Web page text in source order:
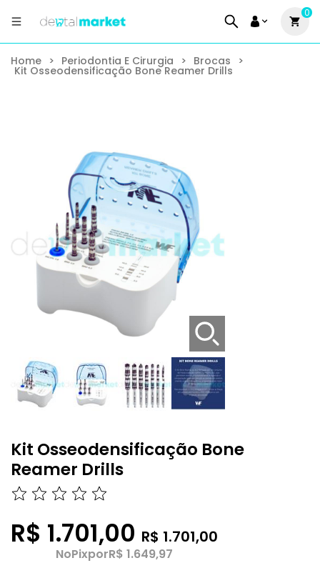
0
Home > Periodontia E Cirurgia > Brocas >
Kit Osseodensificação Bone Reamer Drills
Kit Osseodensificação Bone
Reamer Drills
R$ 1.701,00 R$ 1.701,00
NoPixporR$ 1.649,97